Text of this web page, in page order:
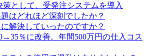
として、受発注システムを導入
題はどれほど深刻でしたか？
に解決していったのですか？
％に改善。年間500万円の仕入コス